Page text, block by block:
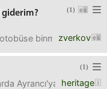
(1)
giderim?
zverkov
binmem
(1)
heritage
Ayrancı'ya gidiş kaç